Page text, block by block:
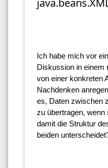
Ich habe mich vor
Diskussion in einem
von einer konkreten
Nachdenken
es, Daten zwischen
zu übertragen, wenn
damit die Struktur
beiden